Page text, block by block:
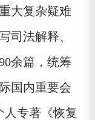
大复杂疑难
司法解释、
余篇，统筹
国内重要会
人专著《恢复